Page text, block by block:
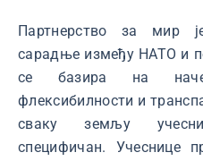
Партнерство за мир
сарадње између НАТО и
се базира на
флексибилности и
сваку земљу
специфичан. Учеснице